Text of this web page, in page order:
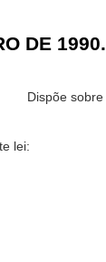
DE 1990.
Dispõe
lei: